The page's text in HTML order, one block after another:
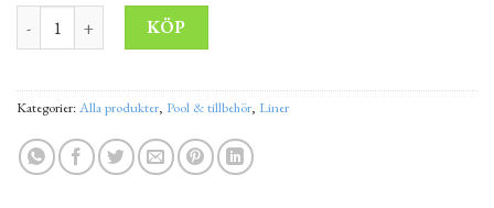
Liner 3D PCV Alkorplan 3000 Touch Sublime tjocklek 2 mm bredd
KÖP
Kategorier:Alla produkter, Pool & tillbehör, Liner